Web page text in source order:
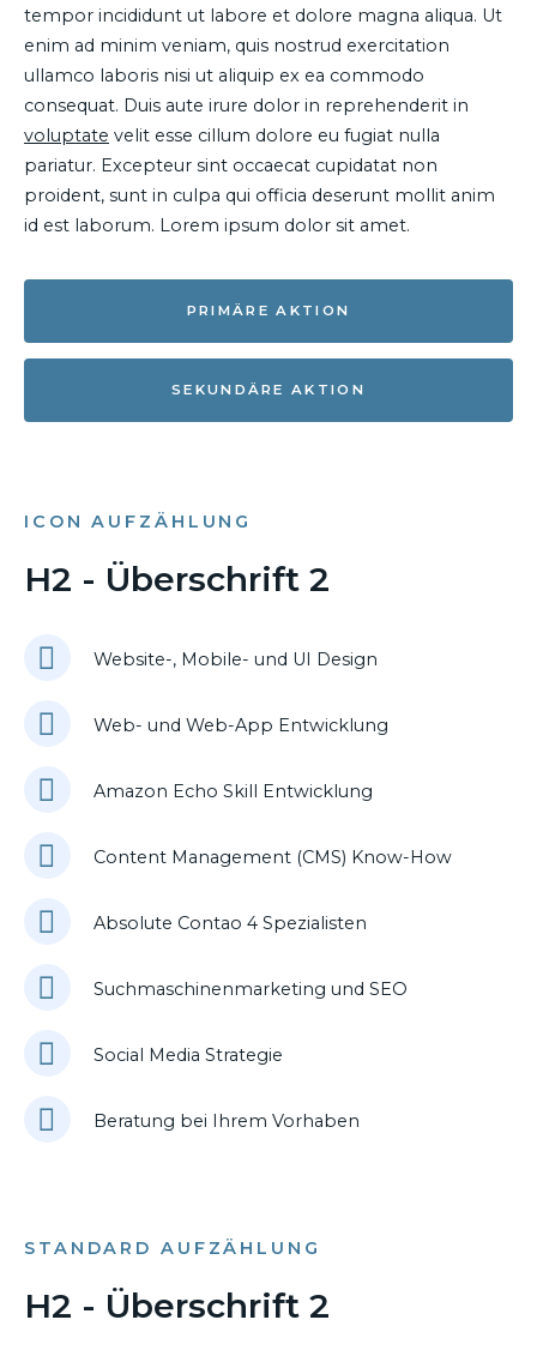
tempor incididunt ut labore et dolore magna aliqua. Ut
enim ad minim veniam, quis nostrud exercitation
ullamco laboris nisi ut aliquip ex ea commodo
consequat. Duis aute irure dolor in reprehenderit in
voluptate velit esse cillum dolore eu fugiat nulla
pariatur. Excepteur sint occaecat cupidatat non
proident, sunt in culpa qui officia deserunt mollit anim
id est laborum. Lorem ipsum dolor sit amet.
PRIMÄRE AKTION
SEKUNDÄRE AKTION
ICON AUFZÄHLUNG
H2 - Überschrift 2
Website-, Mobile- und UI Design
Web- und Web-App Entwicklung
Amazon Echo Skill Entwicklung
Content Management (CMS) Know-How
Absolute Contao 4 Spezialisten
Suchmaschinenmarketing und SEO
Social Media Strategie
Beratung bei Ihrem Vorhaben
STANDARD AUFZÄHLUNG
H2 - Überschrift 2